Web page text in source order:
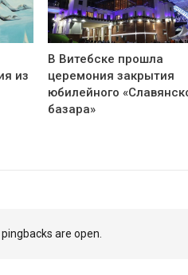
из
В Витебске прошла
церемония закрытия
юбилейного
базара»
are open.